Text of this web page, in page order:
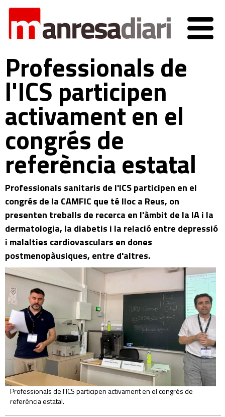
Professionals de
l'ICS participen
activament en el
congrés de
referència estatal
Professionals sanitaris de l'ICS participen en el
congrés de la CAMFIC que té lloc a Reus, on
presenten treballs de recerca en l'àmbit de la IA i la
dermatologia, la diabetis i la relació entre depressió
i malalties cardiovasculars en dones
postmenopàusiques, entre d'altres.
Professionals de l'ICS participen activament en el congrés de
referència estatal.